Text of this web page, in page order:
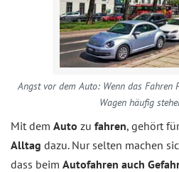
Angst vor dem Auto: Wenn das Fahren
Wagen häufig
Mit dem Auto zu fahren, gehört
Alltag dazu. Nur selten machen
dass beim Autofahren auch